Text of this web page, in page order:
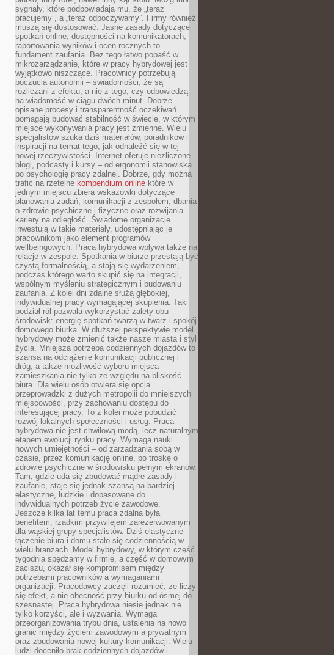
sygnały, które podpowiadają mu, że „teraz
pracujemy”, a „teraz odpoczywamy”. Firmy również
muszą się dostosować. Jasne zasady dotyczące
spotkań online, dostępności na komunikatorach,
raportowania wyników i ocen rocznych to
fundament zaufania. Bez tego łatwo popaść w
mikrozarządzanie, które w pracy hybrydowej jest
wyjątkowo niszczące. Pracownicy potrzebują
poczucia autonomii – świadomości, że są
rozliczani z efektu, a nie z tego, czy odpowiedzą
na wiadomość w ciągu dwóch minut. Dobrze
opisane procesy i transparentność oczekiwań
pomagają budować stabilność w świecie, w którym
miejsce wykonywania pracy jest zmienne. Wielu
specjalistów szuka dziś materiałów, poradników i
inspiracji na temat tego, jak odnaleźć się w tej
nowej rzeczywistości. Internet oferuje niezliczone
blogi, podcasty i kursy – od ergonomii stanowiska
po psychologię pracy zdalnej. Dobrze, gdy można
trafić na rzetelne kompendium online które w
jednym miejscu zbiera wskazówki dotyczące
planowania zadań, komunikacji z zespołem, dbania
o zdrowie psychiczne i fizyczne oraz rozwijania
kariery na odległość. Świadome organizacje
inwestują w takie materiały, udostępniając je
pracownikom jako element programów
wellbeingowych. Praca hybrydowa wpływa także na
relacje w zespole. Spotkania w biurze przestają być
czystą formalnością, a stają się wydarzeniem,
podczas którego warto skupić się na integracji,
wspólnym myśleniu strategicznym i budowaniu
zaufania. Z kolei dni zdalne służą głębokiej,
indywidualnej pracy wymagającej skupienia. Taki
podział ról pozwala wykorzystać zalety obu
środowisk: energię spotkań twarzą w twarz i spokój
domowego biurka. W dłuższej perspektywie model
hybrydowy może zmienić także nasze miasta i styl
życia. Mniejsza potrzeba codziennych dojazdów to
szansa na odciążenie komunikacji publicznej i
dróg, a także możliwość wyboru miejsca
zamieszkania nie tylko ze względu na bliskość
biura. Dla wielu osób otwiera się opcja
przeprowadzki z dużych metropolii do mniejszych
miejscowości, przy zachowaniu dostępu do
interesującej pracy. To z kolei może pobudzić
rozwój lokalnych społeczności i usług. Praca
hybrydowa nie jest chwilową modą, lecz naturalnym
etapem ewolucji rynku pracy. Wymaga nauki
nowych umiejętności – od zarządzania sobą w
czasie, przez komunikację online, po troskę o
zdrowie psychiczne w środowisku pełnym ekranów.
Tam, gdzie uda się zbudować mądre zasady i
zaufanie, staje się jednak szansą na bardziej
elastyczne, ludzkie i dopasowane do
indywidualnych potrzeb życie zawodowe.
Jeszcze kilka lat temu praca zdalna była
benefitem, rzadkim przywilejem zarezerwowanym
dla wąskiej grupy specjalistów. Dziś elastyczne
łączenie biura i domu stało się codziennością w
wielu branżach. Model hybrydowy, w którym część
tygodnia spędzamy w firmie, a część w domowym
zaciszu, okazał się kompromisem między
potrzebami pracowników a wymaganiami
organizacji. Pracodawcy zaczęli rozumieć, że liczy
się efekt, a nie obecność przy biurku od ósmej do
szesnastej. Praca hybrydowa niesie jednak nie
tylko korzyści, ale i wyzwania. Wymaga
przeorganizowania trybu dnia, ustalenia na nowo
granic między życiem zawodowym a prywatnym
oraz zbudowania nowej kultury komunikacji. Wielu
ludzi doceniło brak codziennych dojazdów i